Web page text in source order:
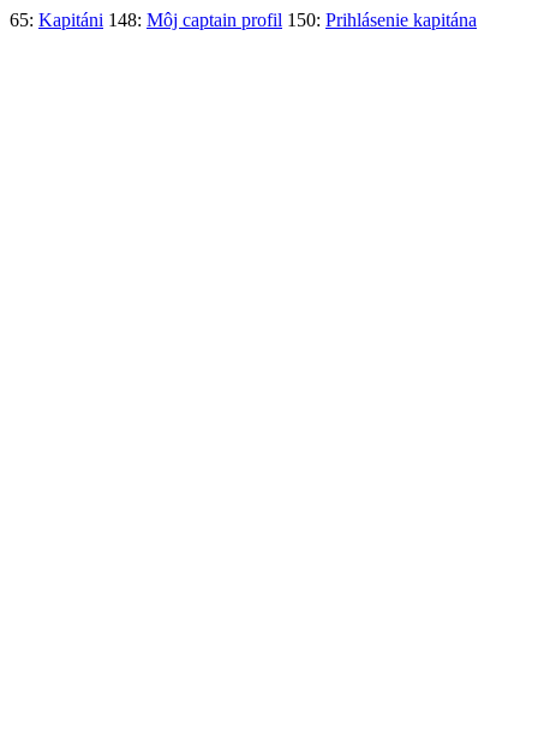
65: Kapitáni 148: Môj captain profil 150: Prihlásenie kapitána